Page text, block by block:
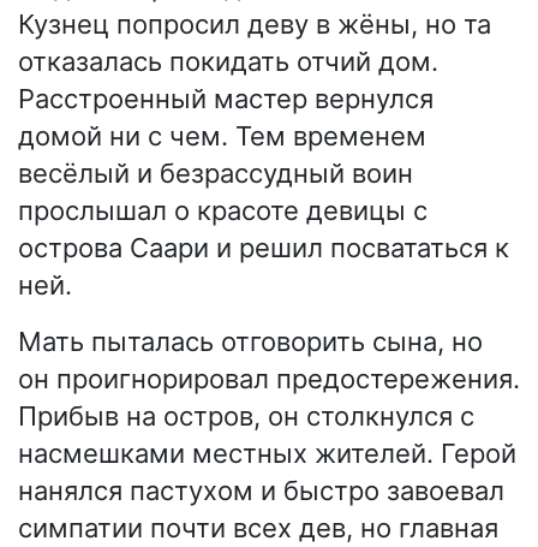
Кузнец попросил деву в жёны, но та
отказалась покидать отчий дом.
Расстроенный мастер вернулся
домой ни с чем. Тем временем
весёлый и безрассудный воин
прослышал о красоте девицы с
острова Саари и решил посвататься к
ней.
Мать пыталась отговорить сына, но
он проигнорировал предостережения.
Прибыв на остров, он столкнулся с
насмешками местных жителей. Герой
нанялся пастухом и быстро завоевал
симпатии почти всех дев, но главная